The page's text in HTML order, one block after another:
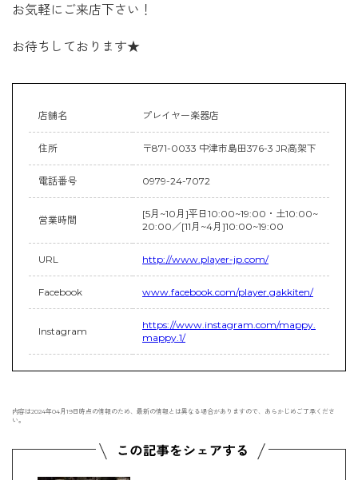
お気軽にご来店下さい！
お待ちしております★
店舗名 プレイヤー楽器店
住所 〒871-0033 中津市島田376-3 JR高架下
電話番号 0979-24-7072
営業時間
[5月~10月]平日10:00~19:00・土10:00~
20:00／[11月~4月]10:00~19:00
URL http://www.player-jp.com/
Facebook www.facebook.com/player.gakkiten/
Instagram
https://www.instagram.com/mappy.
mappy.1/
内容は2024年04月19日時点の情報のため、最新の情報とは異なる場合がありますので、あらかじめご了承くださ
い。